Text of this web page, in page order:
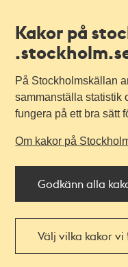
Kakor på
På Stockholmskällan
sammanställa statistik
fungera på ett bra sätt
Om kakor på
Godkänn alla
Välj vilka kakor